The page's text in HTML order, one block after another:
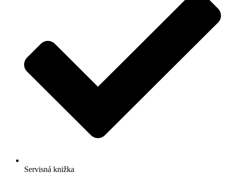
Servisná knižka